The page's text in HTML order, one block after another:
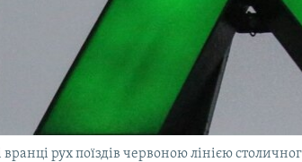
вранці рух поїздів червоною лінією